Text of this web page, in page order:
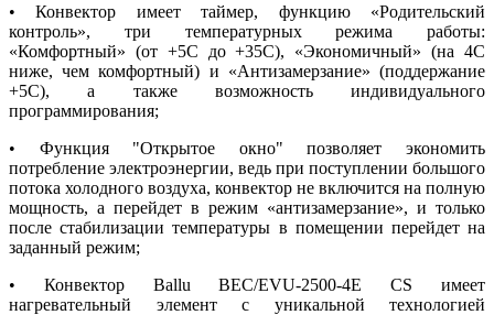
• Конвектор имеет таймер, функцию «Родительский
контроль», три температурных режима работы:
«Комфортный» (от +5С до +35С), «Экономичный» (на 4С
ниже, чем комфортный) и «Антизамерзание» (поддержание
+5С), а также возможность индивидуального
программирования;
• Функция "Открытое окно" позволяет экономить
потребление электроэнергии, ведь при поступлении большого
потока холодного воздуха, конвектор не включится на полную
мощность, а перейдет в режим «антизамерзание», и только
после стабилизации температуры в помещении перейдет на
заданный режим;
• Конвектор Ballu BEC/EVU-2500-4E CS имеет
нагревательный элемент с уникальной технологией